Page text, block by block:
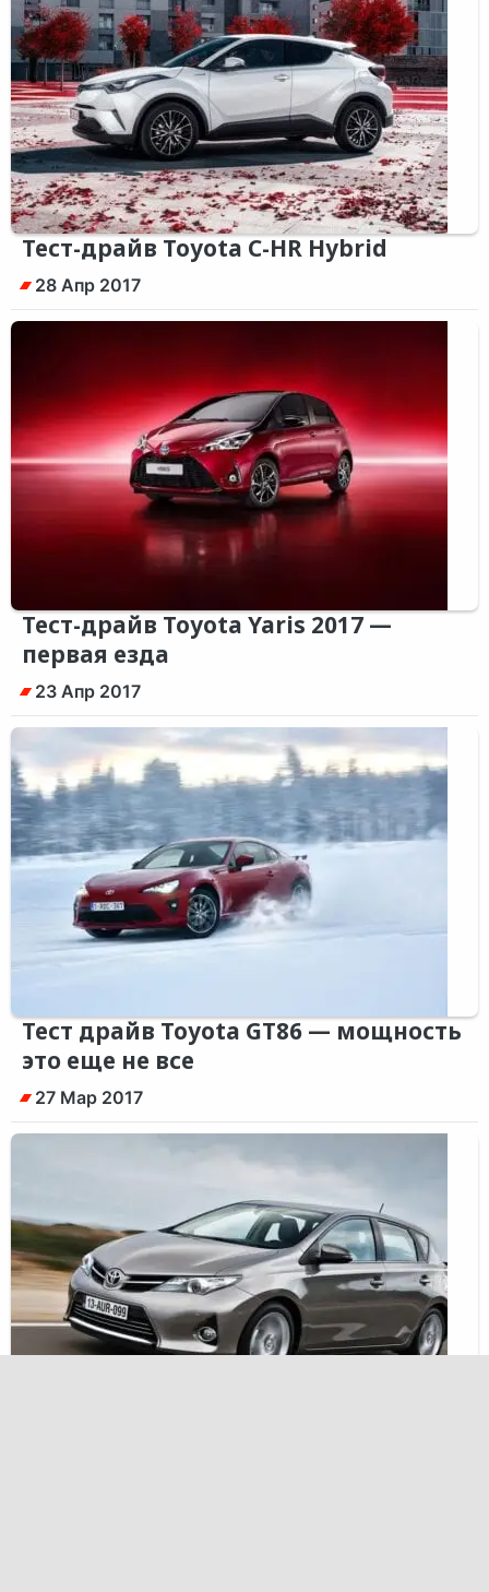
Тест-драйв Toyota C-HR Hybrid
28 Апр 2017
Тест-драйв Toyota Yaris 2017 —
первая езда
23 Апр 2017
Тест драйв Toyota GT86 — мощность
это еще не все
27 Мар 2017